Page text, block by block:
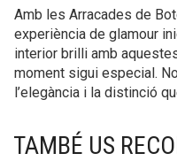
Amb les Arracades de
experiència de glamour
interior brilli amb
moment sigui especial.
l’elegància i la distinció
TAMBÉ US